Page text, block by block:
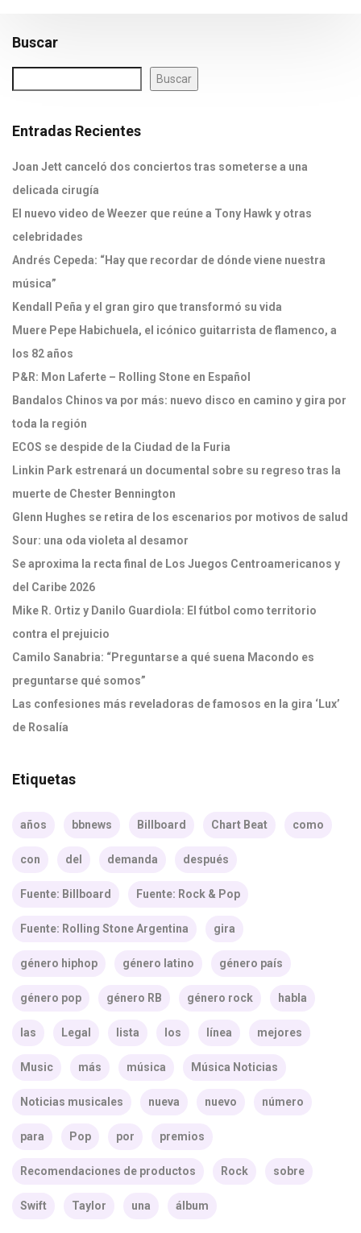
Buscar
Buscar
Entradas Recientes
Joan Jett canceló dos conciertos tras someterse a una
delicada cirugía
El nuevo video de Weezer que reúne a Tony Hawk y otras
celebridades
Andrés Cepeda: “Hay que recordar de dónde viene nuestra
música”
Kendall Peña y el gran giro que transformó su vida
Muere Pepe Habichuela, el icónico guitarrista de flamenco, a
los 82 años
P&R: Mon Laferte – Rolling Stone en Español
Bandalos Chinos va por más: nuevo disco en camino y gira por
toda la región
ECOS se despide de la Ciudad de la Furia
Linkin Park estrenará un documental sobre su regreso tras la
muerte de Chester Bennington
Glenn Hughes se retira de los escenarios por motivos de salud
Sour: una oda violeta al desamor
Se aproxima la recta final de Los Juegos Centroamericanos y
del Caribe 2026
Mike R. Ortiz y Danilo Guardiola: El fútbol como territorio
contra el prejuicio
Camilo Sanabria: “Preguntarse a qué suena Macondo es
preguntarse qué somos”
Las confesiones más reveladoras de famosos en la gira ‘Lux’
de Rosalía
Etiquetas
años bbnews Billboard Chart Beat como
con del demanda después
Fuente: Billboard Fuente: Rock & Pop
Fuente: Rolling Stone Argentina gira
género hiphop género latino género país
género pop género RB género rock habla
las Legal lista los línea mejores
Music más música Música Noticias
Noticias musicales nueva nuevo número
para Pop por premios
Recomendaciones de productos Rock sobre
Swift Taylor una álbum